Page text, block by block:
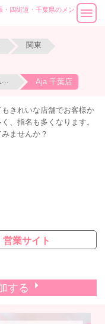
・四街道・千葉県のメン
関東
Aja 千葉店
きれいな店舗でお客様か
、指名も多くなります。
ませんか？
営業サイト
する